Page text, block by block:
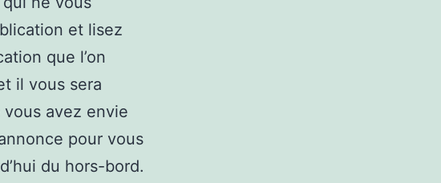
et lisez
que l’on
il vous sera
avez envie
pour vous
du hors-bord.